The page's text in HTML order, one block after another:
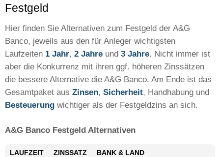
Festgeld
Hier finden Sie Alternativen zum Festgeld der A&G
Banco, jeweils aus den für Anleger wichtigsten
Laufzeiten 1 Jahr, 2 Jahre und 3 Jahre. Nicht immer ist
aber die Konkurrenz mit ihren ggf. höheren Zinssätzen
die bessere Alternative die A&G Banco. Am Ende ist das
Gesamtpaket aus Zinsen, Sicherheit, Handhabung und
Besteuerung wichtiger als der Festgeldzins an sich.
A&G Banco Festgeld Alternativen
LAUFZEIT ZINSSATZ BANK & LAND